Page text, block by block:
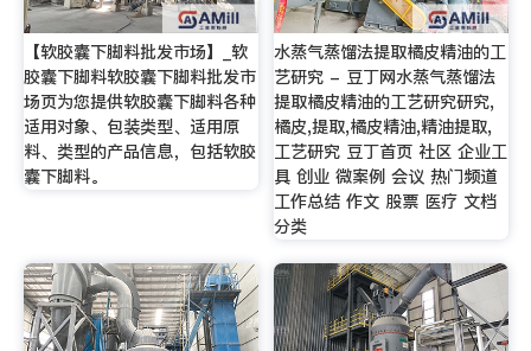
【软胶囊下脚料批发市场】_软
胶囊下脚料软胶囊下脚料批发市
场页为您提供软胶囊下脚料各种
适用对象、包装类型、适用原
料、类型的产品信息，包括软胶
囊下脚料。
水蒸气蒸馏法提取橘皮精油的工
艺研究 - 豆丁网水蒸气蒸馏法
提取橘皮精油的工艺研究研究,
橘皮,提取,橘皮精油,精油提取,
工艺研究 豆丁首页 社区 企业工
具 创业 微案例 会议 热门频道
工作总结 作文 股票 医疗 文档
分类